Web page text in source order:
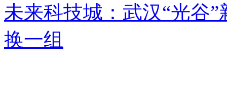
未来科技城：武汉“光谷”
换一组